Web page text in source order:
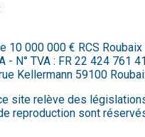
10 000 000 € RCS
- N° TVA : FR 22 424 761
Kellermann 59100
site relève des
reproduction sont